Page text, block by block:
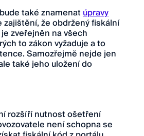
také znamenatúpravy
zajištění, že obdržený fiskální
zveřejněn na všech
to zákon vyžaduje a to
Samozřejmě nejde jen
také jeho uložení do
rozšíří nutnost ošetření
není schopna se